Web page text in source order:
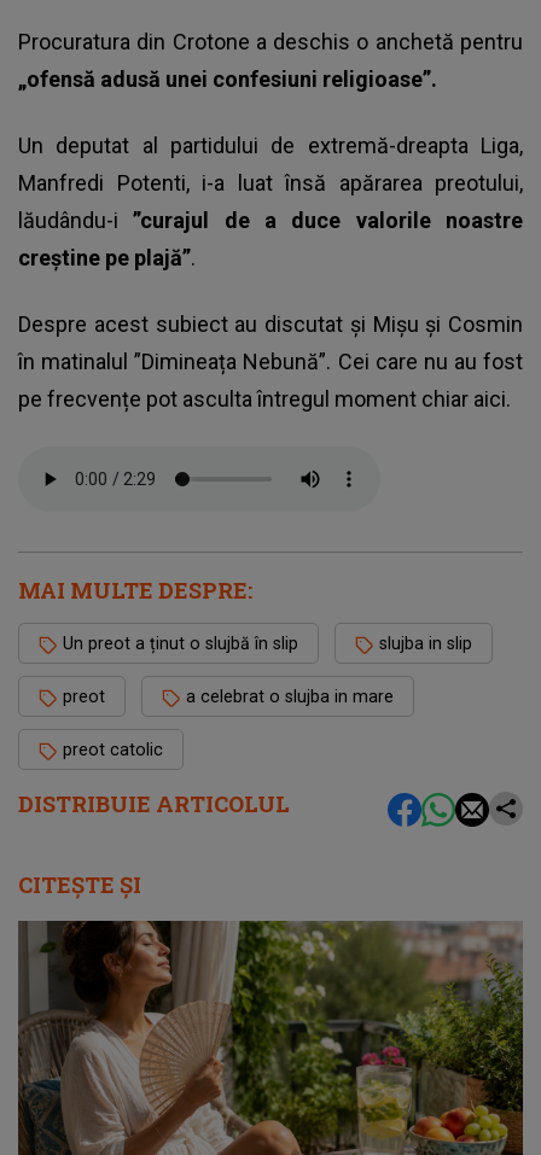
DISTRIBUIE ARTICOLUL
Procuratura din Crotone a deschis o anchetă pentru
„ofensă adusă unei confesiuni religioase”.
Un deputat al partidului de extremă-dreapta Liga,
Manfredi Potenti, i-a luat însă apărarea preotului,
lăudându-i”curajul de a duce valorile noastre
creștine pe plajă”.
Despre acest subiect au discutat și Mișu și Cosmin
în matinalul ”Dimineața Nebună”. Cei care nu au fost
pe frecvențe pot asculta întregul moment chiar aici.
MAI MULTE DESPRE:
Un preot a ținut o slujbă în slip slujba in slip
preot a celebrat o slujba in mare
preot catolic
CITEȘTE ȘI